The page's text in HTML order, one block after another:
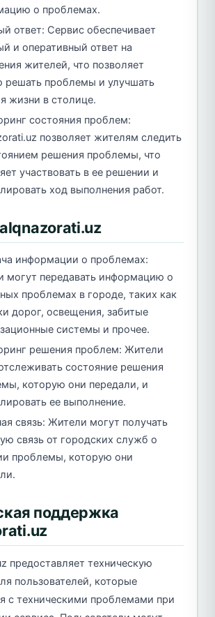
о проблемах.
ответ: Сервис обеспечивает
и оперативный ответ на
жителей, что позволяет
решать проблемы и улучшать
жизни в столице.
состояния проблем:
позволяет жителям следить
решения проблемы, что
участвовать в ее решении и
ход выполнения работ.
информации о проблемах:
могут передавать информацию о
проблемах в городе, таких как
дорог, освещения, забитые
системы и прочее.
решения проблем: Жители
состояние решения
которую они передали, и
ее выполнение.
связь: Жители могут получать
связь от городских служб о
проблемы, которую они
поддержка
предоставляет техническую
пользователей, которые
с техническими проблемами при